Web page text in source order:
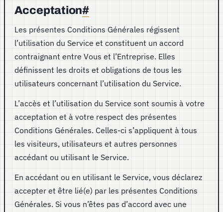
Acceptation#
Les présentes Conditions Générales régissent
l’utilisation du Service et constituent un accord
contraignant entre Vous et l’Entreprise. Elles
définissent les droits et obligations de tous les
utilisateurs concernant l’utilisation du Service.
L’accès et l’utilisation du Service sont soumis à votre
acceptation et à votre respect des présentes
Conditions Générales. Celles-ci s’appliquent à tous
les visiteurs, utilisateurs et autres personnes
accédant ou utilisant le Service.
En accédant ou en utilisant le Service, vous déclarez
accepter et être lié(e) par les présentes Conditions
Générales. Si vous n’êtes pas d’accord avec une